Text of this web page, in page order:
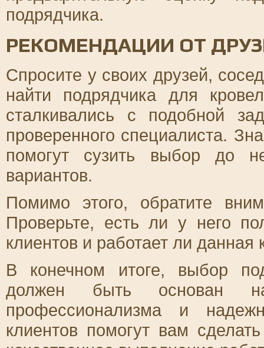
подрядчика.
РЕКОМЕНДАЦИИ ОТ
Спросите у своих друзей,
найти подрядчика для
сталкивались с подобной
проверенного специалиста.
помогут сузить выбор до
вариантов.
Помимо этого, обратите
Проверьте, есть ли у него
клиентов и работает ли
В конечном итоге, выбор
должен быть основан
профессионализма и
клиентов помогут вам